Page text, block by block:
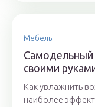
Мебель
Самодельный
своими
Как увлажнить
наиболее